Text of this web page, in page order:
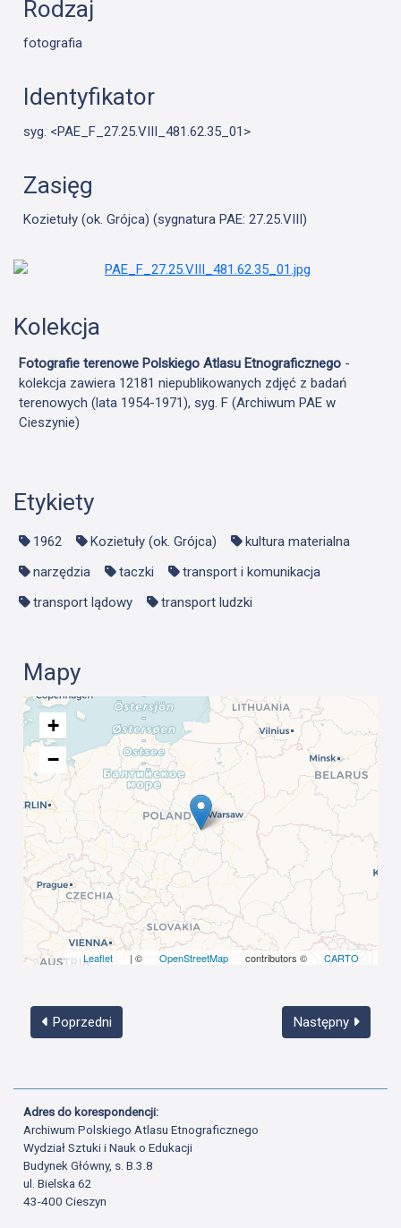
Rodzaj
fotografia
Identyfikator
syg. <PAE_F_27.25.VIII_481.62.35_01>
Zasięg
Kozietuły (ok. Grójca) (sygnatura PAE: 27.25.VIII)
Kolekcja
Fotografie terenowe Polskiego Atlasu Etnograficznego -
kolekcja zawiera 12181 niepublikowanych zdjęć z badań
terenowych (lata 1954-1971), syg. F (Archiwum PAE w
Cieszynie)
Etykiety
1962 Kozietuły (ok. Grójca)
kultura materialna
narzędzia
taczki
transport i komunikacja
transport lądowy
transport ludzki
Mapy
+
−
Leaflet | © OpenStreetMap contributors © CARTO
Poprzedni Następny
Adres do korespondencji:
Archiwum Polskiego Atlasu Etnograficznego
Wydział Sztuki i Nauk o Edukacji
Budynek Główny, s. B.3.8
ul. Bielska 62
43-400 Cieszyn